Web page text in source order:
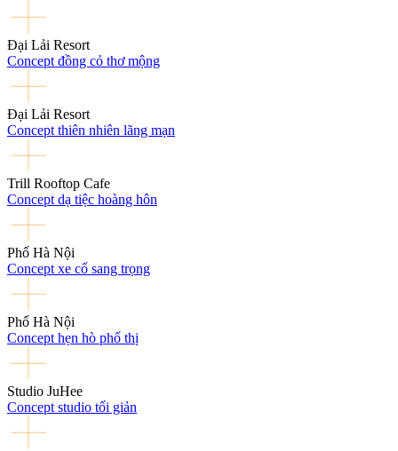
Đại Lải Resort
Concept đồng cỏ thơ mộng
Đại Lải Resort
Concept thiên nhiên lãng mạn
Trill Rooftop Cafe
Concept dạ tiệc hoàng hôn
Phố Hà Nội
Concept xe cổ sang trọng
Phố Hà Nội
Concept hẹn hò phố thị
Studio JuHee
Concept studio tối giản